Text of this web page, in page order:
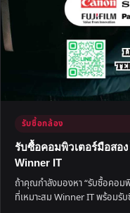
รับซื้อกล้อง
รับซื้อคอมพิวเตอร์มือสอ
Winner IT
ถ้าคุณกำลังมองหา “รับซื้อคอมพิ
ที่เหมาะสม Winner IT พร้อมรั